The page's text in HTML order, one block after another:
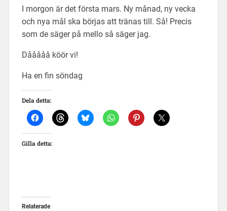
I morgon är det första mars. Ny månad, ny vecka
och nya mål ska börjas att tränas till. Så! Precis
som de säger på mello så säger jag.
Dååååå köör vi!
Ha en fin söndag
Dela detta:
Gilla detta:
Relaterade